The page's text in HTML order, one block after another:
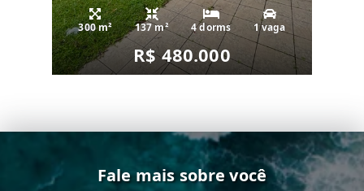
300 m² 137 m² 4 dorms 1 vaga
R$ 480.000
Fale mais sobre você